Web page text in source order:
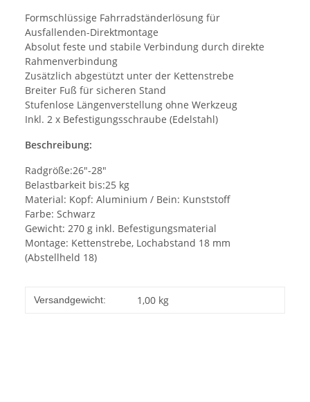
Formschlüssige Fahrradständerlösung für
Ausfallenden-Direktmontage
Absolut feste und stabile Verbindung durch direkte
Rahmenverbindung
Zusätzlich abgestützt unter der Kettenstrebe
Breiter Fuß für sicheren Stand
Stufenlose Längenverstellung ohne Werkzeug
Inkl. 2 x Befestigungsschraube (Edelstahl)
Beschreibung:
Radgröße:26"-28"
Belastbarkeit bis:25 kg
Material: Kopf: Aluminium / Bein: Kunststoff
Farbe: Schwarz
Gewicht: 270 g inkl. Befestigungsmaterial
Montage: Kettenstrebe, Lochabstand 18 mm
(Abstellheld 18)
Versandgewicht: 1,00 kg